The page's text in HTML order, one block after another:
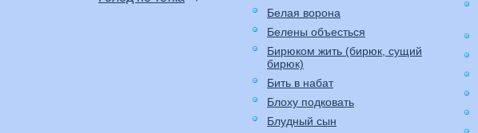
Белая ворона
Белены объесться
Бирюком жить (бирюк, сущий
бирюк)
Бить в набат
Блоху подковать
Блудный сын